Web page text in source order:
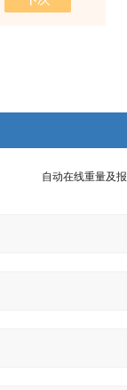
自动在线重量及